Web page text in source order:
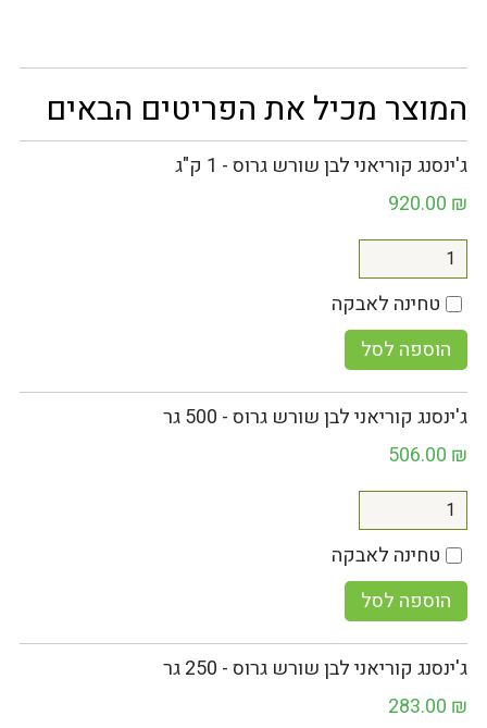
המוצר מכיל את הפריטים הבאים
ג'ינסנג קוריאני לבן שורש גרוס - 1 ק"ג
920.00 ₪
טחינה לאבקה
הוספה לסל
ג'ינסנג קוריאני לבן שורש גרוס - 500 גר
506.00 ₪
טחינה לאבקה
הוספה לסל
ג'ינסנג קוריאני לבן שורש גרוס - 250 גר
283.00 ₪